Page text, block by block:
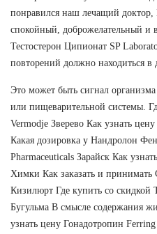
понравился наш лечащий
спокойный, доброжелательный и
Тестостерон Ципионат SP
повторений должно находиться в
Это может быть сигнал
или пищеварительной системы.
Vermodje Зверево Как узнать
Какая дозировка у Нандролон
Pharmaceuticals Зарайск Как
Химки Как заказать и принимать
Кизилюрт Где купить со скидкой
Бугульма В смысле содержания
узнать цену Гонадотропин